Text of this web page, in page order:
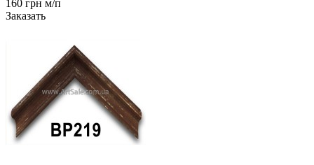
160 грн м/п
Заказать